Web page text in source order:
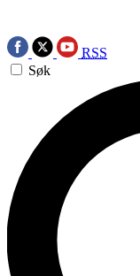
RSS
Søk